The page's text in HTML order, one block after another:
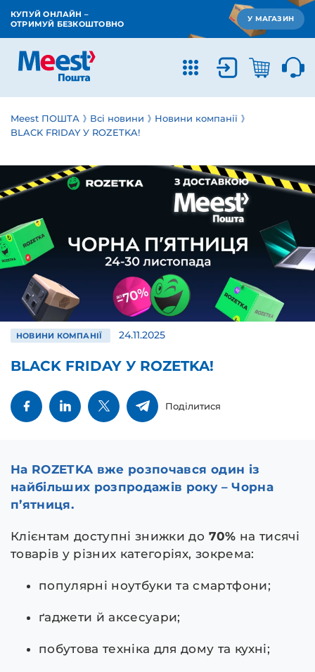
КУПУЙ ОНЛАЙН –
ОТРИМУЙ БЕЗКОШТОВНО
У МАГАЗИН
Meest ПОШТА Всі новини
Новини компанії
BLACK FRIDAY У ROZETKA!
НОВИНИ КОМПАНІЇ 24.11.2025
BLACK FRIDAY У ROZETKA!
Поділитися
На ROZETKA вже розпочався один із
найбільших розпродажів року – Чорна
п’ятниця.
Клієнтам доступні знижки до 70% на тисячі
товарів у різних категоріях, зокрема:
популярні ноутбуки та смартфони;
ґаджети й аксесуари;
побутова техніка для дому та кухні;